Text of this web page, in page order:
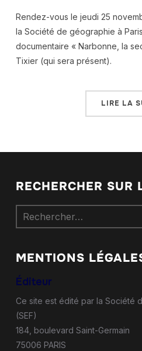
Rendez-vous le jeudi 25
la Société de géographie à
documentaire « Narbonne, la
Tixier (qui sera présent).
LIRE LA
RECHERCHER SUR
Rechercher :
MENTIONS
Éditeur
Ce site est édité par la Société
(SEF)
184, boulevard Saint-Germain
75006 PARIS